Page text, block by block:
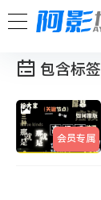
包含标签
会员专属